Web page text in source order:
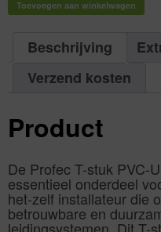
Aantal
3"
binnendraad
Aantal
aantal
Toevoegen aan winkelwagen
Beschrijving
Verzend kosten
Product
De Profec T-stuk PVC-
essentieel onderdeel
het-zelf installateur die
betrouwbare en
leidingsystemen. Dit T-